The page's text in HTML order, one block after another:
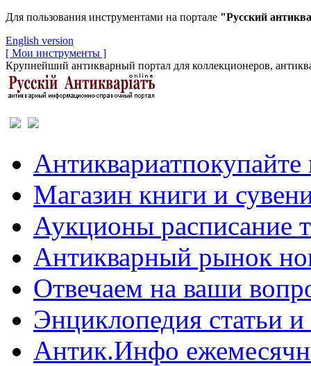
Для пользования инструментами на портале "Русский
English version
[ Мои инструменты ]
Крупнейший антикварный портал для коллекционеров,
Антиквариатпокупайте
Магазин книги и
Аукционы расписание
Антикварный рынок
Отвечаем на ваши
Энциклопедия статьи
Антик.Инфо